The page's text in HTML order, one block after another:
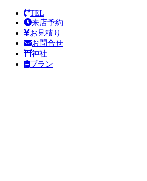
TEL
来店予約
お見積り
お問合せ
神社
プラン